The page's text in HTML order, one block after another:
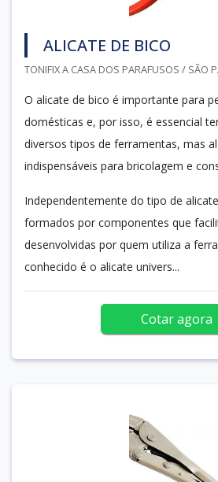
ALICATE DE BICO
TONIFIX A CASA DOS PARAFUSOS / SÃO
O alicate de bico é importante para
domésticas e, por isso, é essencial
diversos tipos de ferramentas, mas
indispensáveis para bricolagem e
Independentemente do tipo de
formados por componentes que
desenvolvidas por quem utiliza a
conhecido é o alicate univers...
Cotar agora